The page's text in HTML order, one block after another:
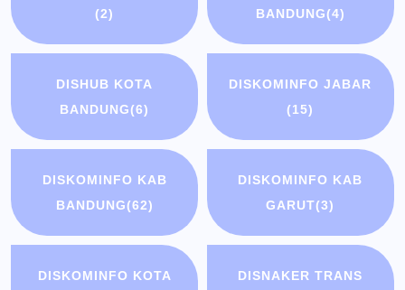
(2)
BANDUNG(4)
DISHUB KOTA
BANDUNG(6)
DISKOMINFO JABAR
(15)
DISKOMINFO KAB
BANDUNG(62)
DISKOMINFO KAB
GARUT(3)
DISKOMINFO KOTA
DISNAKER TRANS